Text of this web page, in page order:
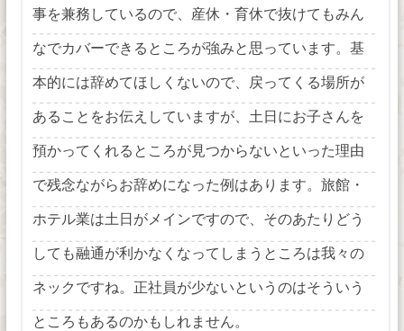
事を兼務しているので、産休・育休で抜けてもみん
なでカバーできるところが強みと思っています。基
本的には辞めてほしくないので、戻ってくる場所が
あることをお伝えしていますが、土日にお子さんを
預かってくれるところが見つからないといった理由
で残念ながらお辞めになった例はあります。旅館・
ホテル業は土日がメインですので、そのあたりどう
しても融通が利かなくなってしまうところは我々の
ネックですね。正社員が少ないというのはそういう
ところもあるのかもしれません。